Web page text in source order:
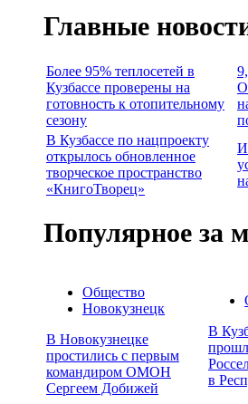
Главные
Более 95% теплосетей в
Кузбассе проверены на
готовность к отопительному
сезону
В Кузбассе по нацпроекту
открылось обновленное
творческое пространство
«КнигоТворец»
Популярное за
Общество
Новокузнецк
В Новокузнецке
простились с первым
командиром ОМОН
Сергеем Добижей
В
в